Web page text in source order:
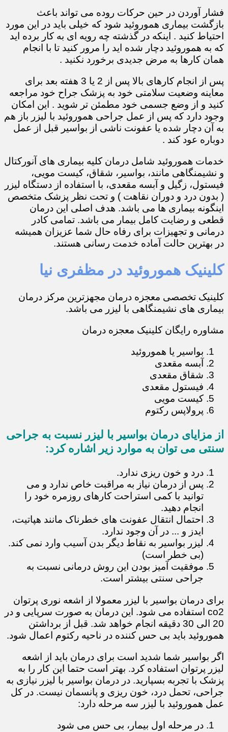
فشار آوردن در حین حرکات روده می تواند باعث
بازگشت بیماری هموروئید شود که خیلی باید در این مورد
احتیاط کنید . اینکه در گذشته چه رویه ای به کار برده اید
که به هموروئید دچار شده اید را مرور کنید تا با انجام
همان کارها به مرض جدیدی برخورد نکنید .
پس از انجام کارهای بالا پس از 2 یا 3 هفته بعد برای
معاینه وضعیت سلامتی خود به پزشک جراح خود مراجعه
کنید و از وضع جسمی خود مطمئن تر شوید . این امکان
وجود دارد که پس از عمل جراحی هموروئید با لیزر باز هم
به آن دچار شده یا عفونت ناشی از بواسیر قبل از عمل
دوباره عود کند .
خدمات هموروئید شامل درمان کلیه بیماری های آنورکتال
و نشیمنگاهی مانند، بواسیر، شقاق، کیست مویی،
فیستول، زگیل و آبسه مقعدی، با استفاده از دستگاه لیزر
( بدون درد و دوران نقاهت ) و تحت نظر پزشک متخصص
اینگونه بیماری ها می باشد. هدف اصلی این درمان
قطعی و رضایت کامل بیمار می باشد. تمامی کادر
درمانی و تجهیزات برای رفاه حال شما عزیزان همیشه
در بهترین حالت آماده خدمت رسانی هستند.
کلینیک هموروئید در مظفری نیا
کلینیک تخصصی معجزه درمان مجهزترین مرکز درمان
بیماری های نشیمنگاهی با لیزر می باشد.
مشاوره رایگان کلینیک معجزه درمان
بواسیر یا هموروئید
آبسه مقعدی
شقاق مقعدی
فیستول مقعدی
کیست مویی
پرولاپس رکتوم
از مزایای درمان بواسیر با لیزر نسبت به جراحی
سنتی می توان به موارد زیر اشاره کرد:
درد و خون ریزی ندارد.
پس از درمان نیاز به مراقبت خاص ندارد و می
توانید با کمی استراحت کارهای روزمره خود را
انجام دهید.
احتمال انتقال عفونت های خطرناک مانند هپاتیت،
ایدز و ... در آن وجود ندارد.
لیزر بواسیر به نقاط دیگر بدن آسیب وارد نمی کند.
(بی خطر است)
موفقیت آمیز بودن این روش درمانی نسبت به
جراحی سنتی بیشتر است.
برای درمان بواسیر با لیزر معمولا از اشعه نوری پرتوان
co2 استفاده می شود. این درمان به صورت سرپایی و در
20 الی 30 دقیقه انجام خواهد شد. قبل از برداشتن
هموروئید باید بی حس کننده در ناحیه رکتوم اعمال شود.
اگر بواسیر شما شدید است برای درمان باید از اشعه
لیزر پرتوان استفاده کرد. بهتر است حتما این کار را به
پزشک با تجربه بسپارید. در درمان بواسیر با لیزر نیازی به
جراحی، تحمل درد، خون ریزی و پانسمان نیست. در کل
عمل هموروئید با لیزر سه مرحله دارد:
در مرحله اول بیمار، بی حس می شود